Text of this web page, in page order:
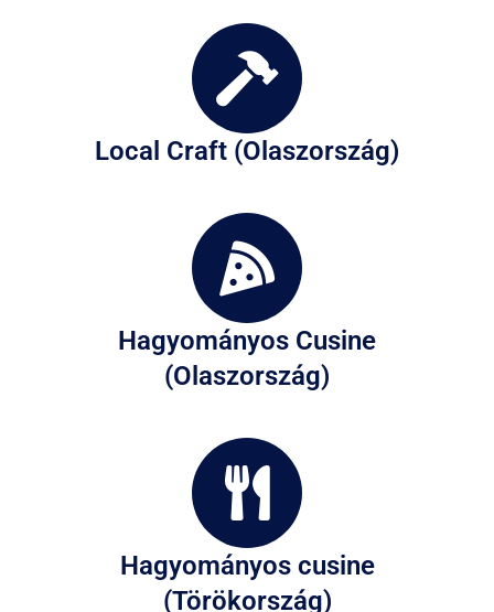
Local Craft (Olaszország)
Hagyományos Cusine
(Olaszország)
Hagyományos cusine
(Törökország)